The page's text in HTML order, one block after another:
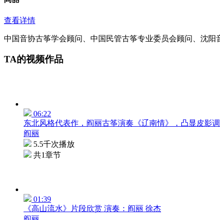
查看详情
中国音协古筝学会顾问、中国民管古筝专业委员会顾问、沈阳
TA的视频作品
06:22
东北风格代表作，阎丽古筝演奏《辽南情》，凸显皮影
阎丽
5.5千次播放
共1章节
01:39
《高山流水》片段欣赏 演奏：阎丽 徐杰